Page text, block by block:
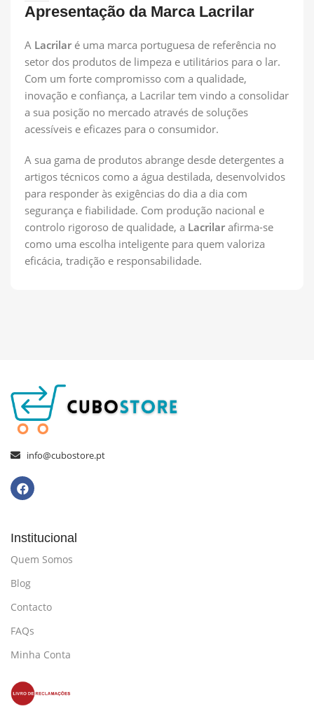
Apresentação da Marca Lacrilar
A Lacrilar é uma marca portuguesa de referência no
setor dos produtos de limpeza e utilitários para o lar.
Com um forte compromisso com a qualidade,
inovação e confiança, a Lacrilar tem vindo a consolidar
a sua posição no mercado através de soluções
acessíveis e eficazes para o consumidor.
A sua gama de produtos abrange desde detergentes a
artigos técnicos como a água destilada, desenvolvidos
para responder às exigências do dia a dia com
segurança e fiabilidade. Com produção nacional e
controlo rigoroso de qualidade, a Lacrilar afirma-se
como uma escolha inteligente para quem valoriza
eficácia, tradição e responsabilidade.
info@cubostore.pt
Institucional
Quem Somos
Blog
Contacto
FAQs
Minha Conta